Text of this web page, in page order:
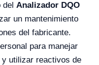
del Analizador DQO
un mantenimiento
del fabricante.
para manejar
utilizar reactivos de